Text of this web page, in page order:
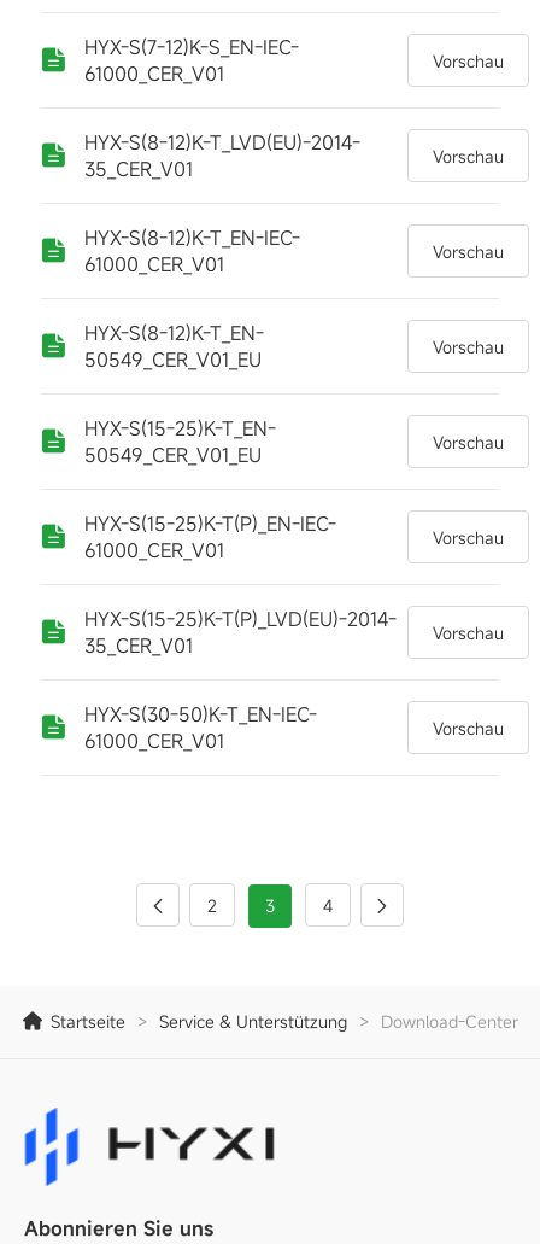
HYX-S(7-12)K-S_EN-IEC-
61000_CER_V01
Vorschau
HYX-S(8-12)K-T_LVD(EU)-2014-
35_CER_V01
Vorschau
HYX-S(8-12)K-T_EN-IEC-
61000_CER_V01
Vorschau
HYX-S(8-12)K-T_EN-
50549_CER_V01_EU
Vorschau
HYX-S(15-25)K-T_EN-
50549_CER_V01_EU
Vorschau
HYX-S(15-25)K-T(P)_EN-IEC-
61000_CER_V01
Vorschau
HYX-S(15-25)K-T(P)_LVD(EU)-2014-
35_CER_V01
Vorschau
HYX-S(30-50)K-T_EN-IEC-
61000_CER_V01
Vorschau
2 3 4
Startseite > Service & Unterstützung > Download-Center
Abonnieren Sie uns